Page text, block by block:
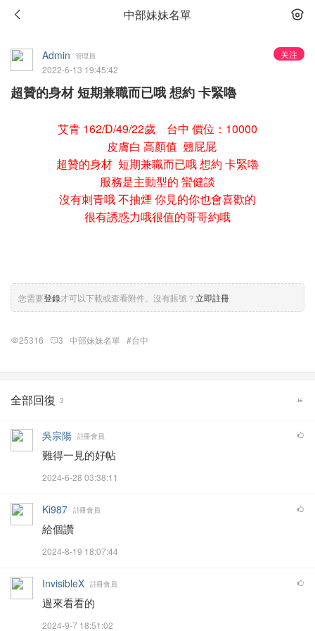
中部妹妹名單
关注
Admin 管理員
2022-6-13 19:45:42
超贊的身材 短期兼職而已哦 想約 卡緊嚕
艾青 162/D/49/22歲 台中 價位：10000
皮膚白 高顏值 翹屁屁
超贊的身材 短期兼職而已哦 想約 卡緊嚕
服務是主動型的 蠻健談
沒有刺青哦 不抽煙 你見的你也會喜歡的
很有誘惑力哦很值的哥哥約哦
您需要登錄才可以下載或查看附件。沒有賬號？立即註冊
25316 3 中部妹妹名單 #台中
全部回復 3
吳宗陽 註冊會員
難得一見的好帖
2024-6-28 03:38:11
Ki987 註冊會員
給個讚
2024-8-19 18:07:44
InvisibleX 註冊會員
過來看看的
2024-9-7 18:51:02